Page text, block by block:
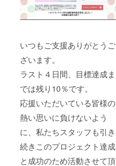
いつもご支援ありがとうご
ざいます。
ラスト４日間、目標達成ま
では残り10％です。
応援いただいている皆様の
熱い思いに負けないよう
に、私たちスタッフも引き
続きこのプロジェクト達成
と成功のため活動させて頂